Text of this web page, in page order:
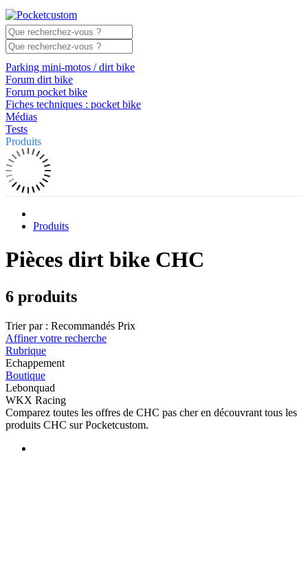
Parking mini-motos / dirt bike
Forum dirt bike
Forum pocket bike
Fiches techniques : pocket bike
Médias
Tests
Produits
Produits
Pièces dirt bike CHC
6 produits
Trier par : Recommandés Prix
Affiner votre recherche
Rubrique
Echappement
Boutique
Lebonquad
WKX Racing
Comparez toutes les offres de CHC pas cher en découvrant tous les
produits CHC sur Pocketcustom.